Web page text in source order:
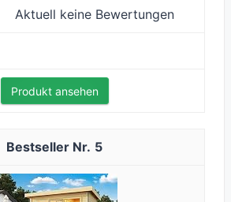
Aktuell keine Bewertungen
Produkt ansehen
5